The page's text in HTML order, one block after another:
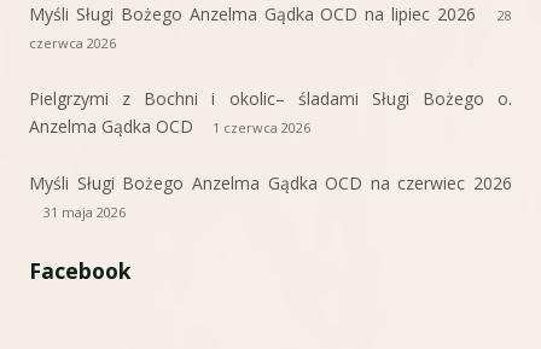
Myśli Sługi Bożego Anzelma Gądka OCD na lipiec 2026
28
czerwca 2026
Pielgrzymi z Bochni i okolic– śladami Sługi Bożego o.
Anzelma Gądka OCD
1 czerwca 2026
Myśli Sługi Bożego Anzelma Gądka OCD na czerwiec 2026
31 maja 2026
Facebook